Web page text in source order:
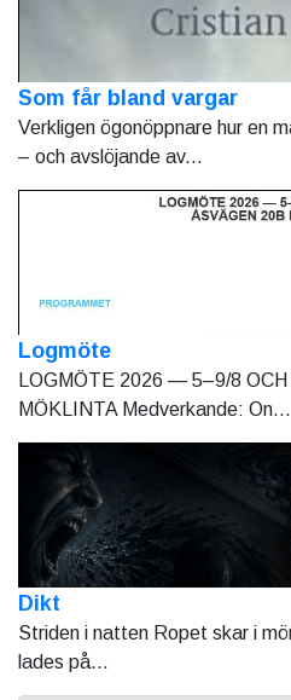
Som får bland vargar
Verkligen ögonöppnare hur en
– och avslöjande av...
Logmöte
LOGMÖTE 2026 — 5–9/8
MÖKLINTA Medverkande: On...
Dikt
Striden i natten Ropet skar i
lades på...